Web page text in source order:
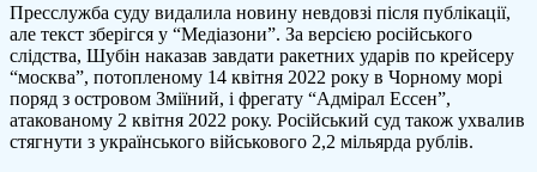
Пресслужба суду видалила новину невдовзі після публікації,
але текст зберігся у “Медіазони”. За версією російського
слідства, Шубін наказав завдати ракетних ударів по крейсеру
“москва”, потопленому 14 квітня 2022 року в Чорному морі
поряд з островом Зміїний, і фрегату “Адмірал Ессен”,
атакованому 2 квітня 2022 року. Російський суд також ухвалив
стягнути з українського військового 2,2 мільярда рублів.